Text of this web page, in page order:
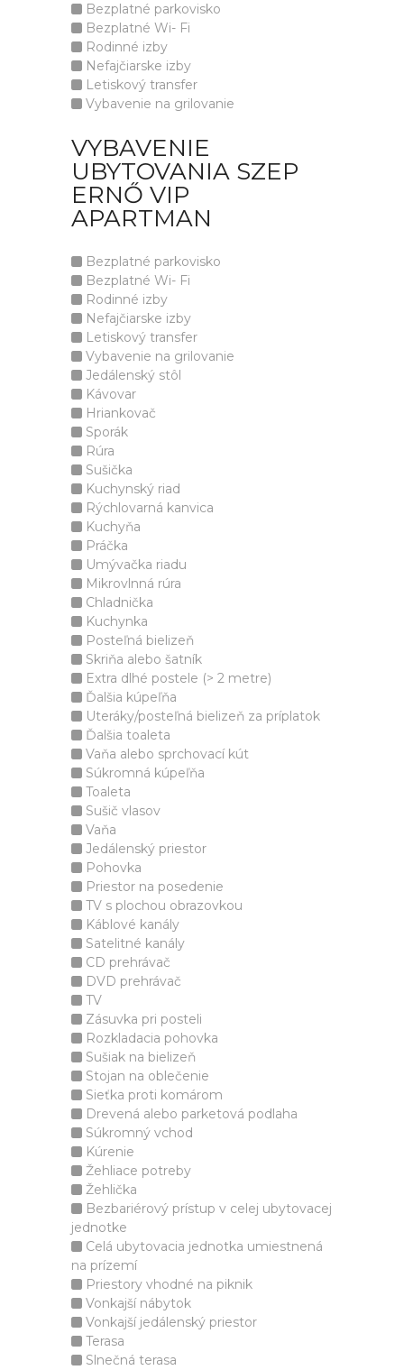
Bezplatné parkovisko
Bezplatné Wi- Fi
Rodinné izby
Nefajčiarske izby
Letiskový transfer
Vybavenie na grilovanie
VYBAVENIE
UBYTOVANIA SZEP
ERNŐ VIP
APARTMAN
Bezplatné parkovisko
Bezplatné Wi- Fi
Rodinné izby
Nefajčiarske izby
Letiskový transfer
Vybavenie na grilovanie
Jedálenský stôl
Kávovar
Hriankovač
Sporák
Rúra
Sušička
Kuchynský riad
Rýchlovarná kanvica
Kuchyňa
Práčka
Umývačka riadu
Mikrovlnná rúra
Chladnička
Kuchynka
Posteľná bielizeň
Skriňa alebo šatník
Extra dlhé postele (> 2 metre)
Ďalšia kúpeľňa
Uteráky/posteľná bielizeň za príplatok
Ďalšia toaleta
Vaňa alebo sprchovací kút
Súkromná kúpeľňa
Toaleta
Sušič vlasov
Vaňa
Jedálenský priestor
Pohovka
Priestor na posedenie
TV s plochou obrazovkou
Káblové kanály
Satelitné kanály
CD prehrávač
DVD prehrávač
TV
Zásuvka pri posteli
Rozkladacia pohovka
Sušiak na bielizeň
Stojan na oblečenie
Sieťka proti komárom
Drevená alebo parketová podlaha
Súkromný vchod
Kúrenie
Žehliace potreby
Žehlička
Bezbariérový prístup v celej ubytovacej
jednotke
Celá ubytovacia jednotka umiestnená
na prízemí
Priestory vhodné na piknik
Vonkajší nábytok
Vonkajší jedálenský priestor
Terasa
Slnečná terasa